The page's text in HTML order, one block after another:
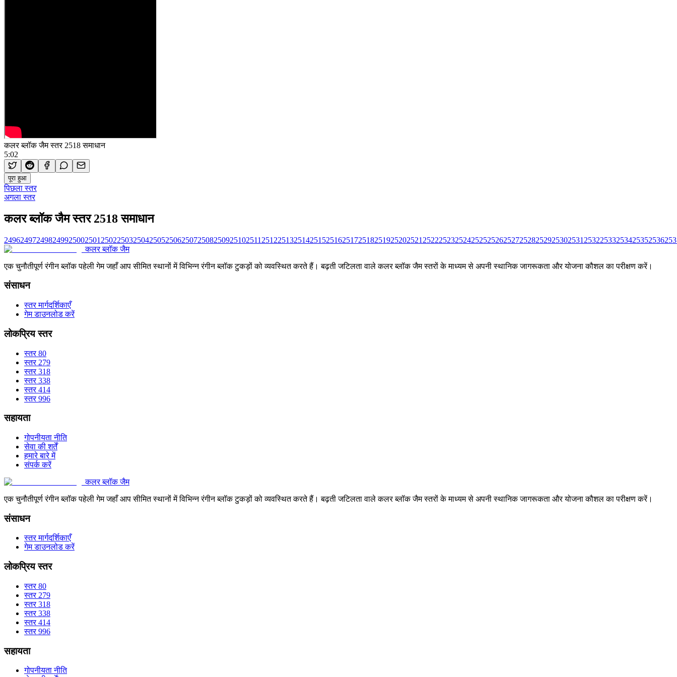
कलर ब्लॉक जैम स्तर 2518 समाधान
5:02
पूरा हुआ
पिछला स्तर
अगला स्तर
कलर ब्लॉक जैम स्तर 2518 समाधान
249624972498249925002501 2502250325042505250625072508250925102511 2512251325142515251625172518251925202521 2522252325242525252625272528252925302531 25322533253425352536
कलर ब्लॉक जैम
एक चुनौतीपूर्ण रंगीन ब्लॉक पहेली गेम जहाँ आप सीमित स्थानों में विभिन्न रंगीन ब्लॉक टुकड़ों को व्यवस्थित करते हैं। बढ़ती जटिलता वाले कलर ब्लॉक जैम स्तरों के माध्यम से अपनी स्थानिक जागरूकता और योजना कौशल का परीक्षण करें।
संसाधन
स्तर मार्गदर्शिकाएँ
गेम डाउनलोड करें
लोकप्रिय स्तर
स्तर 80
स्तर 279
स्तर 318
स्तर 338
स्तर 414
स्तर 996
सहायता
गोपनीयता नीति
सेवा की शर्तें
हमारे बारे में
संपर्क करें
कलर ब्लॉक जैम
एक चुनौतीपूर्ण रंगीन ब्लॉक पहेली गेम जहाँ आप सीमित स्थानों में विभिन्न रंगीन ब्लॉक टुकड़ों को व्यवस्थित करते हैं। बढ़ती जटिलता वाले कलर ब्लॉक जैम स्तरों के माध्यम से अपनी स्थानिक जागरूकता और योजना कौशल का परीक्षण करें।
संसाधन
स्तर मार्गदर्शिकाएँ
गेम डाउनलोड करें
लोकप्रिय स्तर
स्तर 80
स्तर 279
स्तर 318
स्तर 338
स्तर 414
स्तर 996
सहायता
गोपनीयता नीति